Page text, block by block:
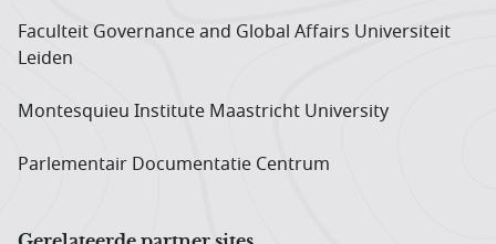
Faculteit Governance and Global Affairs Universiteit
Leiden
Montesquieu Institute Maastricht University
Parlementair Documentatie Centrum